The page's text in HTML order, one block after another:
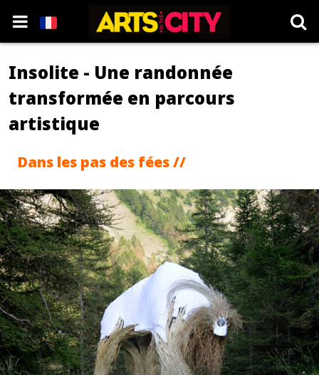
Insolite - Une randonnée
transformée en parcours
artistique
Dans les pas des fées //